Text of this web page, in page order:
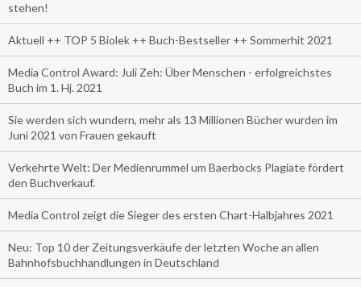
stehen!
Aktuell ++ TOP 5 Biolek ++ Buch-Bestseller ++ Sommerhit 2021
Media Control Award: Juli Zeh: Über Menschen - erfolgreichstes
Buch im 1. Hj. 2021
Sie werden sich wundern, mehr als 13 Millionen Bücher wurden im
Juni 2021 von Frauen gekauft
Verkehrte Welt: Der Medienrummel um Baerbocks Plagiate fördert
den Buchverkauf.
Media Control zeigt die Sieger des ersten Chart-Halbjahres 2021
Neu: Top 10 der Zeitungsverkäufe der letzten Woche an allen
Bahnhofsbuchhandlungen in Deutschland